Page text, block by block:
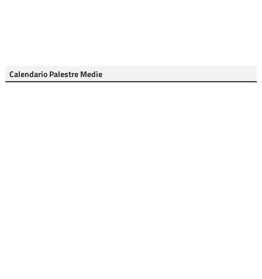
Calendario Palestre Medie